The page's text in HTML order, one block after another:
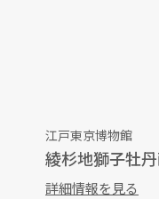
江戸東京博物館
綾杉地獅子牡
詳細情報を見る